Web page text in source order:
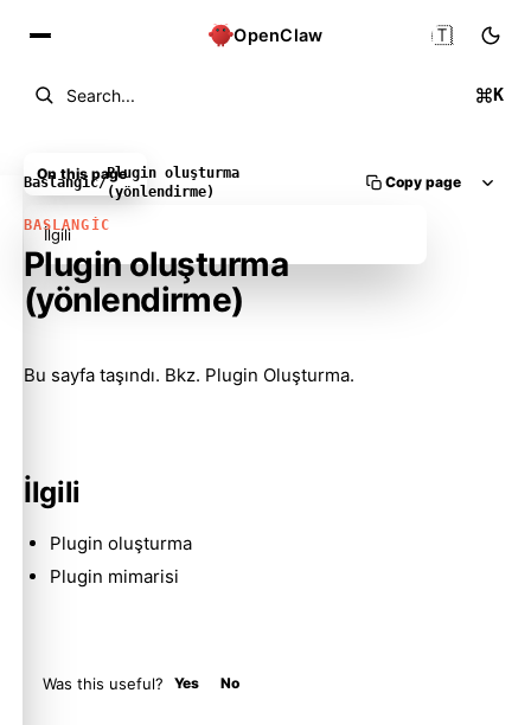
OpenClaw
Search... K
🇹🇷
Baslangic/
Plugin oluşturma
(yönlendirme)
Copy page
BASLANGIC
Plugin oluşturma
(yönlendirme)
Bu sayfa taşındı. Bkz. Plugin Oluşturma.
İlgili
Plugin oluşturma
Plugin mimarisi
Was this useful? Yes No
On this page
İlgili
Molty